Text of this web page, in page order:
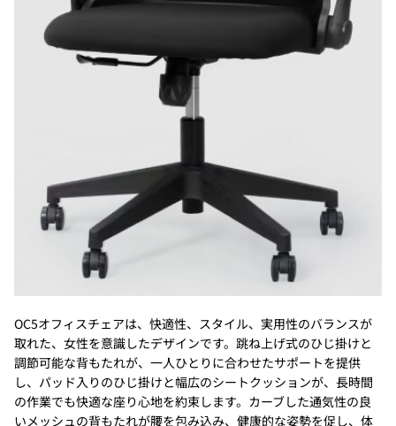
OC5オフィスチェアは、快適性、スタイル、実用性のバランスが
取れた、女性を意識したデザインです。跳ね上げ式のひじ掛けと
調節可能な背もたれが、一人ひとりに合わせたサポートを提供
し、パッド入りのひじ掛けと幅広のシートクッションが、長時間
の作業でも快適な座り心地を約束します。カーブした通気性の良
いメッシュの背もたれが腰を包み込み、健康的な姿勢を促し、体